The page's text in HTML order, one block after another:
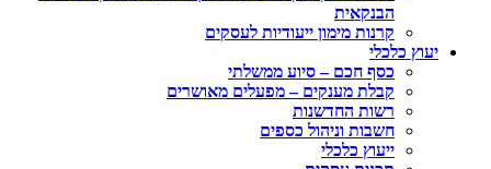
הבנקאית
קרנות מימון ייעודיות לעסקים
יעוץ כלכלי
כסף חכם – סיוע ממשלתי
קבלת מענקים – מפעלים מאושרים
רשות החדשנות
חשבות וניהול כספים
ייעוץ כלכלי